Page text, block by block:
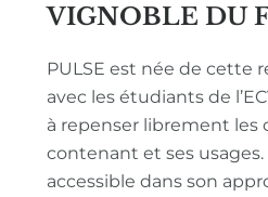
VIGNOBLE DU
PULSE est née de cette
avec les étudiants de
à repenser librement les
contenant et ses
accessible dans son